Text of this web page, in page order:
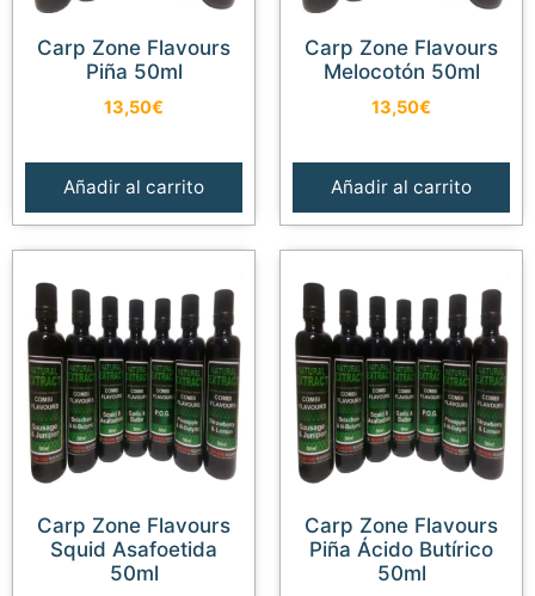
Carp Zone Flavours
Piña 50ml
13,50€
Añadir al carrito
Carp Zone Flavours
Melocotón 50ml
13,50€
Añadir al carrito
Carp Zone Flavours
Squid Asafoetida
50ml
Carp Zone Flavours
Piña Ácido Butírico
50ml